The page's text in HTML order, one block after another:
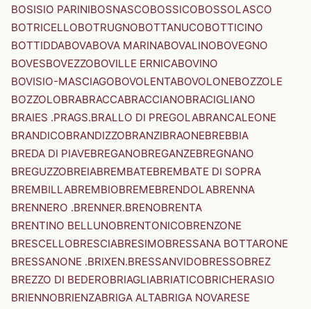
BOSISIO PARINIBOSNASCOBOSSICOBOSSOLASCO
BOTRICELLOBOTRUGNOBOTTANUCOBOTTICINO
BOTTIDDABOVABOVA MARINABOVALINOBOVEGNO
BOVESBOVEZZOBOVILLE ERNICABOVINO
BOVISIO-MASCIAGOBOVOLENTABOVOLONEBOZZOLE
BOZZOLOBRABRACCABRACCIANOBRACIGLIANO
BRAIES .PRAGS.BRALLO DI PREGOLABRANCALEONE
BRANDICOBRANDIZZOBRANZIBRAONEBREBBIA
BREDA DI PIAVEBREGANOBREGANZEBREGNANO
BREGUZZOBREIABREMBATEBREMBATE DI SOPRA
BREMBILLABREMBIOBREMEBRENDOLABRENNA
BRENNERO .BRENNER.BRENOBRENTA
BRENTINO BELLUNOBRENTONICOBRENZONE
BRESCELLOBRESCIABRESIMOBRESSANA BOTTARONE
BRESSANONE .BRIXEN.BRESSANVIDOBRESSOBREZ
BREZZO DI BEDEROBRIAGLIABRIATICOBRICHERASIO
BRIENNOBRIENZABRIGA ALTABRIGA NOVARESE